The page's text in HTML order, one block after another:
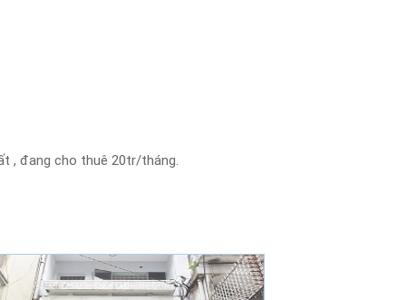
, đang cho thuê 20tr/tháng.